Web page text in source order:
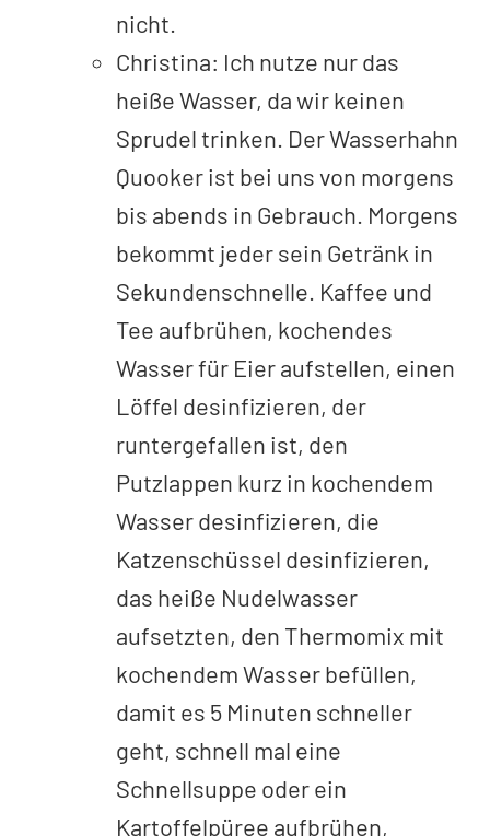
nicht.
Christina: Ich nutze nur das
heiße Wasser, da wir keinen
Sprudel trinken. Der Wasserhahn
Quooker ist bei uns von morgens
bis abends in Gebrauch. Morgens
bekommt jeder sein Getränk in
Sekundenschnelle. Kaffee und
Tee aufbrühen, kochendes
Wasser für Eier aufstellen, einen
Löffel desinfizieren, der
runtergefallen ist, den
Putzlappen kurz in kochendem
Wasser desinfizieren, die
Katzenschüssel desinfizieren,
das heiße Nudelwasser
aufsetzten, den Thermomix mit
kochendem Wasser befüllen,
damit es 5 Minuten schneller
geht, schnell mal eine
Schnellsuppe oder ein
Kartoffelpüree aufbrühen,